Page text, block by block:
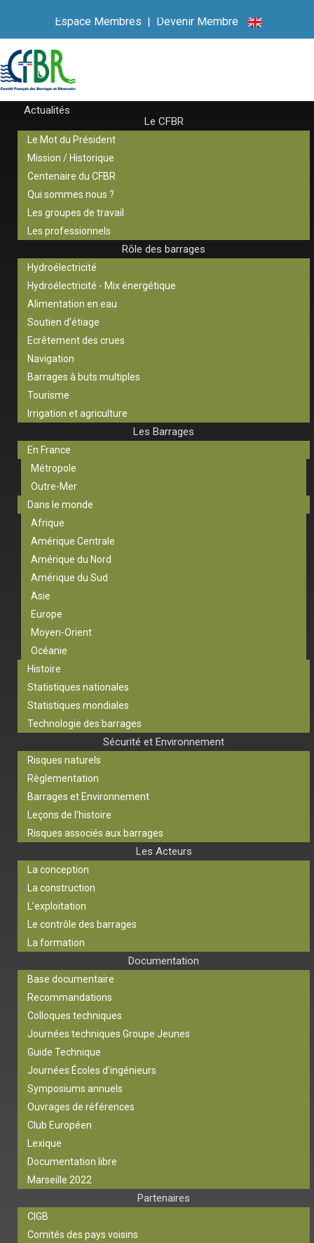
Espace Membres | Devenir Membre
Actualités
Le CFBR
Le Mot du Président
Mission / Historique
Centenaire du CFBR
Qui sommes nous ?
Les groupes de travail
Les professionnels
Rôle des barrages
Hydroélectricité
Hydroélectricité - Mix énergétique
Alimentation en eau
Soutien d’étiage
Ecrêtement des crues
Navigation
Barrages à buts multiples
Tourisme
Irrigation et agriculture
Les Barrages
En France
Métropole
Outre-Mer
Dans le monde
Afrique
Amérique Centrale
Amérique du Nord
Amérique du Sud
Asie
Europe
Moyen-Orient
Océanie
Histoire
Statistiques nationales
Statistiques mondiales
Technologie des barrages
Sécurité et Environnement
Risques naturels
Règlementation
Barrages et Environnement
Leçons de l’histoire
Risques associés aux barrages
Les Acteurs
La conception
La construction
L’exploitation
Le contrôle des barrages
La formation
Documentation
Base documentaire
Recommandations
Colloques techniques
Journées techniques Groupe Jeunes
Guide Technique
Journées Écoles d’ingénieurs
Symposiums annuels
Ouvrages de références
Club Européen
Lexique
Documentation libre
Marseille 2022
Partenaires
CIGB
Comités des pays voisins